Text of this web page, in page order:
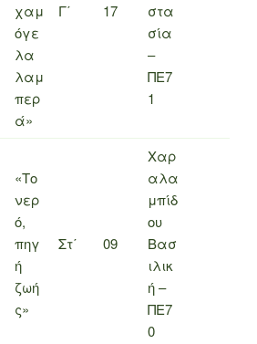
χαμ
όγε
λα
λαμ
περ
ά»
Γ΄ 17
στα
σία
–
ΠΕ7
1
«Το
νερ
ό,
πηγ
ή
ζωή
ς»
Στ΄ 09
Χαρ
αλα
μπίδ
ου
Βασ
ιλικ
ή –
ΠΕ7
0